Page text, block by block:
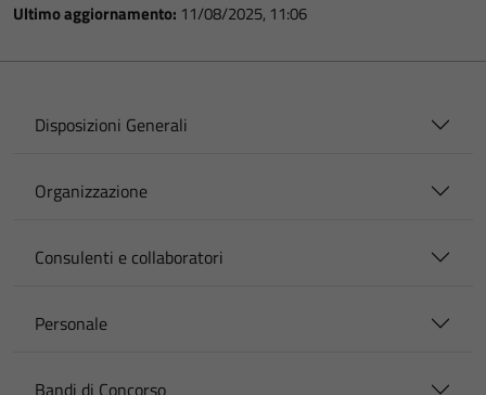
Ultimo aggiornamento: 11/08/2025, 11:06
Disposizioni Generali
Organizzazione
Consulenti e collaboratori
Personale
Bandi di Concorso